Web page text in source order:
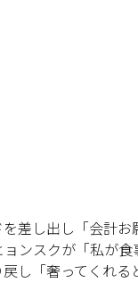
差し出し「会計お
ンスクが「私が食
し「奢ってくれ